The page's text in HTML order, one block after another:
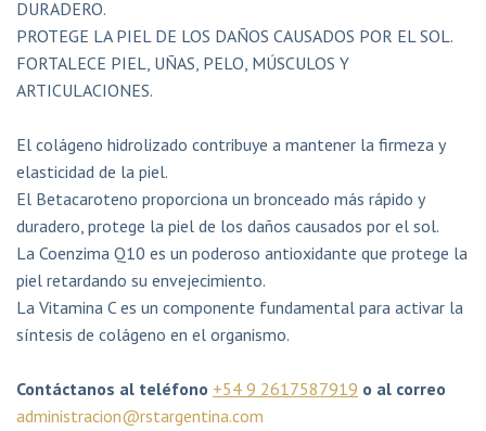
DURADERO.
PROTEGE LA PIEL DE LOS DAÑOS CAUSADOS POR EL SOL.
FORTALECE PIEL, UÑAS, PELO, MÚSCULOS Y
ARTICULACIONES.
El colágeno hidrolizado contribuye a mantener la firmeza y
elasticidad de la piel.
El Betacaroteno proporciona un bronceado más rápido y
duradero, protege la piel de los daños causados por el sol.
La Coenzima Q10 es un poderoso antioxidante que protege la
piel retardando su envejecimiento.
La Vitamina C es un componente fundamental para activar la
síntesis de colágeno en el organismo.
Contáctanos al teléfono +54 9 2617587919 o al correo
administracion@rstargentina.com